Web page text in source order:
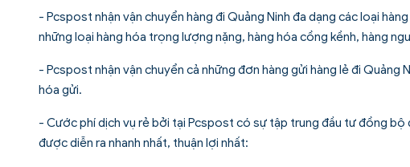
- Pcspost nhận vận chuyển hàng đi Quảng Ninh đa dạng các loại
những loại hàng hóa trọng lượng nặng, hàng hóa cồng kềnh, hàng
- Pcspost nhận vận chuyển cả những đơn hàng gửi hàng lẻ đi
hóa gửi.
- Cước phí dịch vụ rẻ bởi tại Pcspost có sự tập trung đầu tư đồng
được diễn ra nhanh nhất, thuận lợi nhất: